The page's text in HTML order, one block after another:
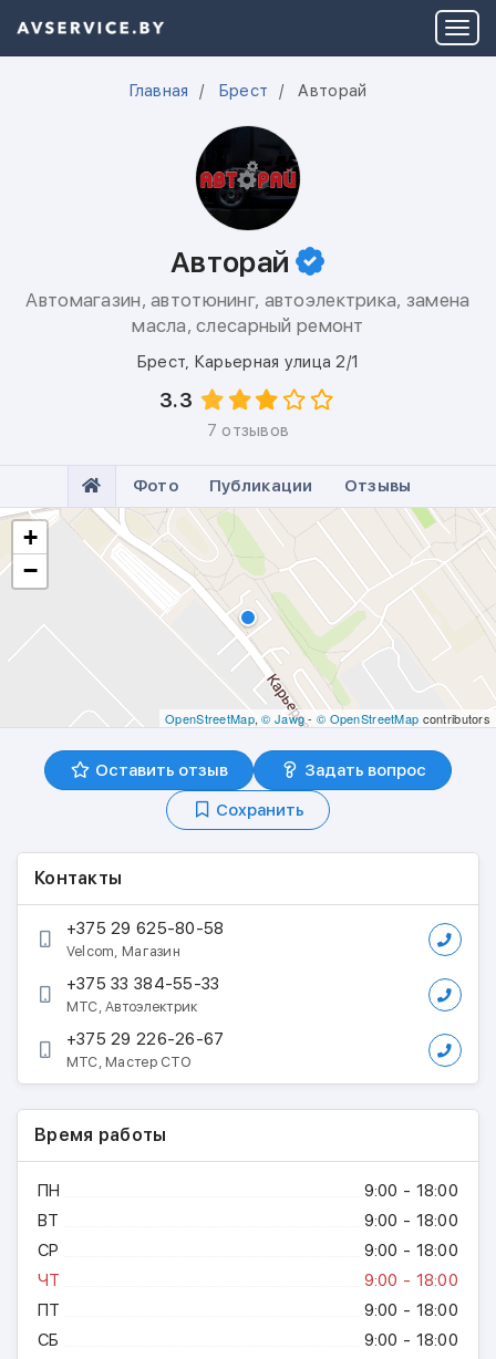
Главная Брест Авторай
Авторай
Автомагазин, автотюнинг, автоэлектрика, замена
масла, слесарный ремонт
Брест, Карьерная улица 2/1
3.3
7 отзывов
Фото Публикации Отзывы
+
−
OpenStreetMap,© Jawg- © OpenStreetMap contributors
Оставить отзыв
Задать вопрос
Сохранить
Контакты
+375 29 625-80-58
Velcom, Магазин
+375 33 384-55-33
МТС, Автоэлектрик
+375 29 226-26-67
МТС, Мастер СТО
Время работы
ПН
9:00 - 18:00
ВТ
9:00 - 18:00
СР
9:00 - 18:00
ЧТ
9:00 - 18:00
ПТ
9:00 - 18:00
СБ
9:00 - 18:00